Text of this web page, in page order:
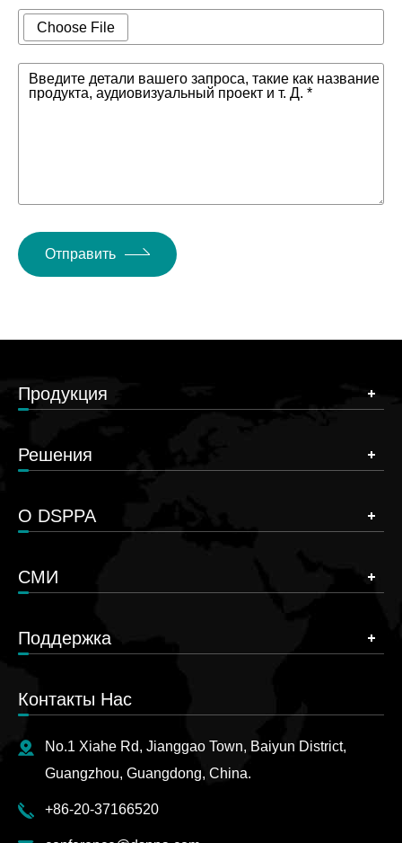
Choose File
Введите детали вашего запроса, такие как название
продукта, аудиовизуальный проект и т. Д. *
Отправить
Продукция
Решения
О DSPPA
СМИ
Поддержка
Контакты Нас
No.1 Xiahe Rd, Jianggao Town, Baiyun District,
Guangzhou, Guangdong, China.
+86-20-37166520